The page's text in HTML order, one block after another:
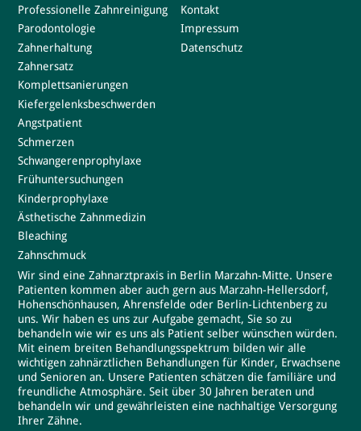
Professionelle Zahnreinigung
Parodontologie
Zahnerhaltung
Zahnersatz
Komplettsanierungen
Kiefergelenksbeschwerden
Angstpatient
Schmerzen
Schwangerenprophylaxe
Frühuntersuchungen
Kinderprophylaxe
Ästhetische Zahnmedizin
Bleaching
Zahnschmuck
Kontakt
Impressum
Datenschutz
Wir sind eine Zahnarztpraxis in Berlin Marzahn-Mitte. Unsere
Patienten kommen aber auch gern aus Marzahn-Hellersdorf,
Hohenschönhausen, Ahrensfelde oder Berlin-Lichtenberg zu
uns. Wir haben es uns zur Aufgabe gemacht, Sie so zu
behandeln wie wir es uns als Patient selber wünschen würden.
Mit einem breiten Behandlungsspektrum bilden wir alle
wichtigen zahnärztlichen Behandlungen für Kinder, Erwachsene
undSenioren an. Unsere Patienten schätzen die familiäre und
freundliche Atmosphäre. Seit über 30 Jahren beraten und
behandeln wir und gewährleisten eine nachhaltige Versorgung
Ihrer Zähne.